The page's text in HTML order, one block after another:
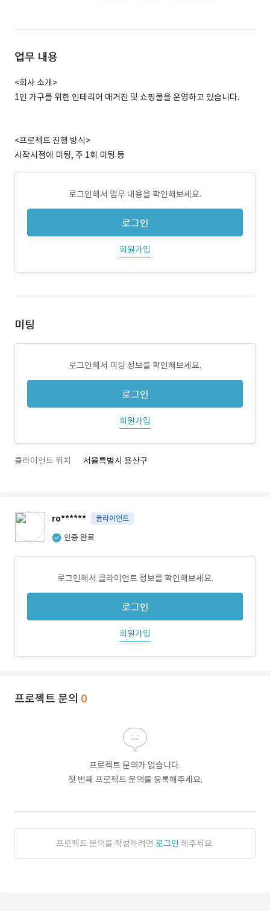
업무 내용
<회사 소개>
1인 가구를 위한 인테리어 매거진 및 쇼핑몰을 운영하고 있습니다.
<프로젝트 진행 방식>
시작시점에 미팅, 주 1회 미팅 등
로그인해서 업무 내용을 확인해보세요.
로그인
회원가입
미팅
로그인해서 미팅 정보를 확인해보세요.
로그인
회원가입
클라이언트 위치 서울특별시 용산구
ro****** 클라이언트
인증 완료
로그인해서 클라이언트 정보를 확인해보세요.
로그인
회원가입
프로젝트 문의 0
프로젝트 문의가 없습니다.
첫 번째 프로젝트 문의를 등록해주세요.
프로젝트 문의를 작성하려면 로그인 해주세요.